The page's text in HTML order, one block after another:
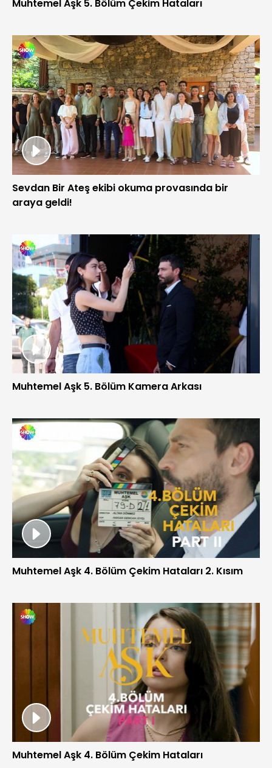
Muhtemel Aşk 5. Bölüm Çekim Hataları
Sevdan Bir Ateş ekibi okuma provasında bir
araya geldi!
Muhtemel Aşk 5. Bölüm Kamera Arkası
Muhtemel Aşk 4. Bölüm Çekim Hataları 2. Kısım
Muhtemel Aşk 4. Bölüm Çekim Hataları